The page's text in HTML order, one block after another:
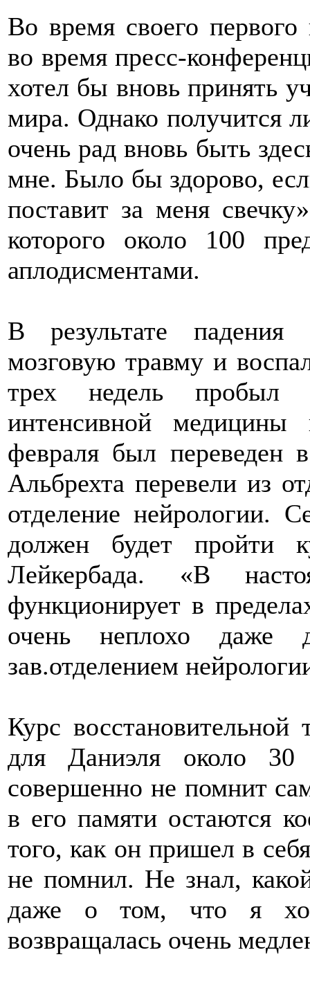
Во время своего
во время пресс-
хотел бы вновь принять
мира. Однако получится
очень рад вновь быть
мне. Было бы здорово,
поставит за меня
которого около 100
аплодисментами.
В результате падения
мозговую травму и
трех недель пробыл
интенсивной
февраля был переведен
Альбрехта перевели из
отделение нейрологии.
должен будет пройти
Лейкербада. «В
функционирует в
очень неплохо даже
зав.отделением
Курс восстановительной
для Даниэля около
совершенно не помнит
в его памяти остаются
того, как он пришел в
не помнил. Не знал,
даже о том, что я
возвращалась очень